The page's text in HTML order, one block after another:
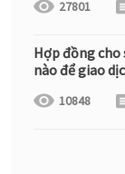
27801
Hợp đồng cho
nào để giao
10848